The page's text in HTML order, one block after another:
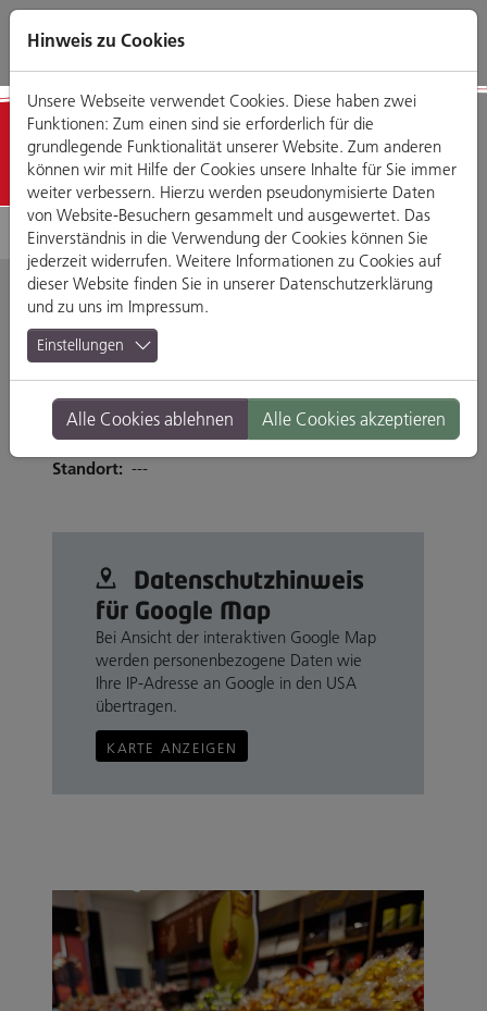
Direkt
zum
Zum
Hauptmenü
Zum
Footermenü
Zur
Website-
Detailansicht
Asia Pham Imbiss
Tändlergasse 22-24, 93047 Regensburg
Tel. 01627794548
Branche: Restaurants & Gasthäuser
Standort: ---
Datenschutz­hinweis
für Google Map
Bei Ansicht der interaktiven Google Map
werden personenbezogene Daten wie
Ihre IP-Adresse an Google in den USA
übertragen.
KARTE ANZEIGEN
Hinweis zu Cookies
Unsere Webseite verwendet Cookies. Diese haben zwei
Funktionen: Zum einen sind sie erforderlich für die
grundlegende Funktionalität unserer Website. Zum anderen
können wir mit Hilfe der Cookies unsere Inhalte für Sie immer
weiter verbessern. Hierzu werden pseudonymisierte Daten
von Website-Besuchern gesammelt und ausgewertet. Das
Einverständnis in die Verwendung der Cookies können Sie
jederzeit widerrufen. Weitere Informationen zu Cookies auf
dieser Website finden Sie in unserer Datenschutzerklärung
und zu uns im Impressum.
Einstellungen
Alle Cookies ablehnen Alle Cookies akzeptieren